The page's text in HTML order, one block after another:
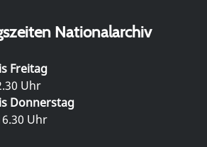
Nationalarchiv
Freitag
Uhr
Donnerstag
Uhr